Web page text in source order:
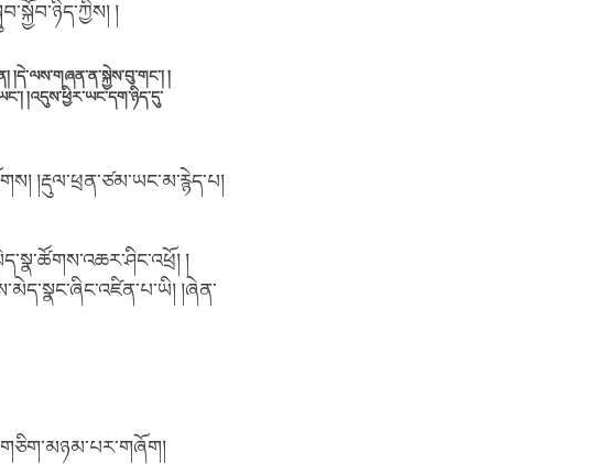
།
།
།འདུས་ཕྱིར་ཡང་དག་ཉིད་དུ་
།རྡུལ་ཕྲན་ཙམ་ཡང་མ་རྙེད་པ།
།
།ཞེན་